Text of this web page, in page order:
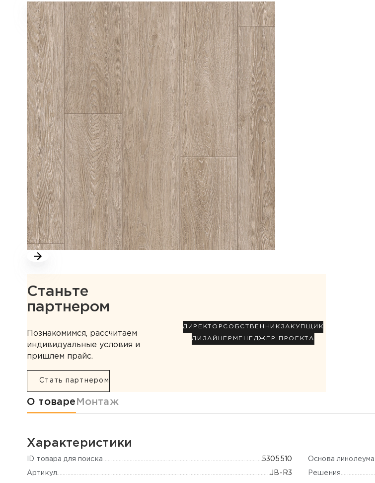
Станьте
партнером
Познакомимся, рассчитаем
индивидуальные условия и
пришлем прайс.
Стать партнером
ДИРЕКТОР СОБСТВЕННИК ЗАКУПЩИК
ДИЗАЙНЕР МЕНЕДЖЕР ПРОЕКТА
Информация о товаре
О товаре Монтаж
Характеристики
ID товара для поиска 5305510
Артикул JB-R3
Основа линолеума
Решения